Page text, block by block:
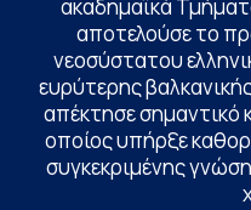
ακαδημαϊκά
αποτελούσε το
νεοσύστατου
ευρύτερης
απέκτησε σημαντικό
οποίος υπήρξε
συγκεκριμένης